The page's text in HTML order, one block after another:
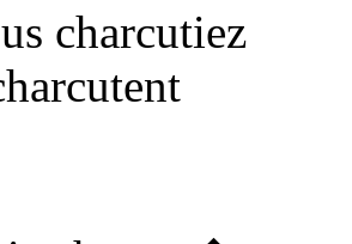
charcutiez
ent